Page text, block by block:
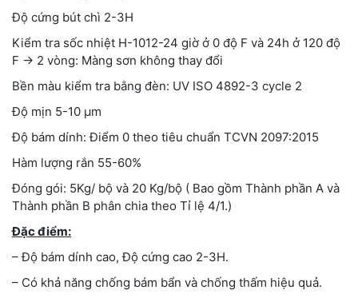
Độ cứng bút chì 2-3H
Kiểm tra sốc nhiệt H-1012-24 giờ ở 0 độ F và 24h ở 120 độ
F -> 2 vòng: Màng sơn không thay đổi
Bền màu kiểm tra bằng đèn: UV ISO 4892-3 cycle 2
Độ mịn 5-10 μm
Độ bám dính: Điểm 0 theo tiêu chuẩn TCVN 2097:2015
Hàm lượng rắn 55-60%
Đóng gói: 5Kg/ bộ và 20 Kg/bộ ( Bao gồm Thành phần A và
Thành phần B phân chia theo Tỉ lệ 4/1.)
Đặc điểm:
– Độ bám dính cao, Độ cứng cao 2-3H.
– Có khả năng chống bám bẩn và chống thấm hiệu quả.